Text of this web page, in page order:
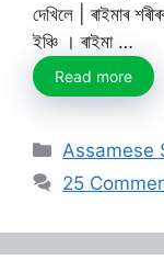
দেখিলে | ৰাইমাৰ
ইঞ্চি । ৰাইমা …
Read more
Categories
Assamese
25